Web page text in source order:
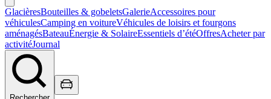
GlacièresBouteilles & gobeletsGalerieAccessoires pour
véhiculesCamping en voitureVéhicules de loisirs et fourgons
aménagésBateauÉnergie & SolaireEssentiels d’étéOffresAcheter par
activitéJournal